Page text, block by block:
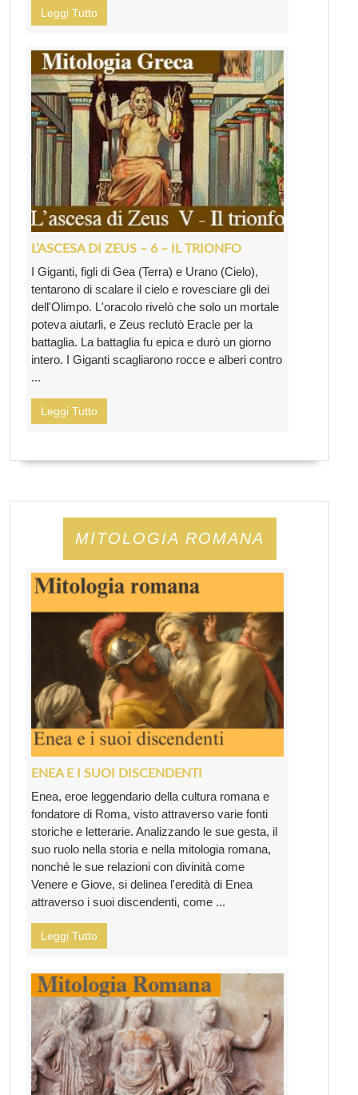
Leggi Tutto
L’ASCESA DI ZEUS – 6 – IL TRIONFO
I Giganti, figli di Gea (Terra) e Urano (Cielo),
tentarono di scalare il cielo e rovesciare gli dei
dell'Olimpo. L'oracolo rivelò che solo un mortale
poteva aiutarli, e Zeus reclutò Eracle per la
battaglia. La battaglia fu epica e durò un giorno
intero. I Giganti scagliarono rocce e alberi contro
...
Leggi Tutto
MITOLOGIA ROMANA
ENEA E I SUOI DISCENDENTI
Enea, eroe leggendario della cultura romana e
fondatore di Roma, visto attraverso varie fonti
storiche e letterarie. Analizzando le sue gesta, il
suo ruolo nella storia e nella mitologia romana,
nonché le sue relazioni con divinità come
Venere e Giove, si delinea l'eredità di Enea
attraverso i suoi discendenti, come ...
Leggi Tutto